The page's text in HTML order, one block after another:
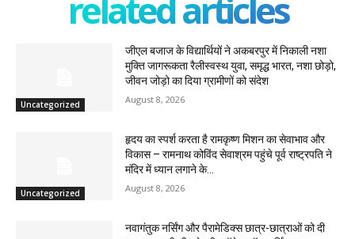
related articles
Uncategorized
जीएल बजाज के विद्यार्थियों ने अकबरपुर में निकाली नशा
मुक्ति जागरूकता रैलीस्वस्थ युवा, समृद्ध भारत, नशा छोड़ो,
जीवन जोड़ो का दिया ग्रामीणों को संदेश
August 8, 2026
Uncategorized
हृदय का स्पर्श करता है रामकृष्ण मिशन का सेवाभाव और
विकास – रामनाथ कोविंद सेवाश्रम पहुंचे पूर्व राष्ट्रपति ने
मंदिर में ध्यान लगाने के...
August 8, 2026
नवागंतुक नर्सिंग और पैरामेडिक्स छात्र-छात्राओं को दी